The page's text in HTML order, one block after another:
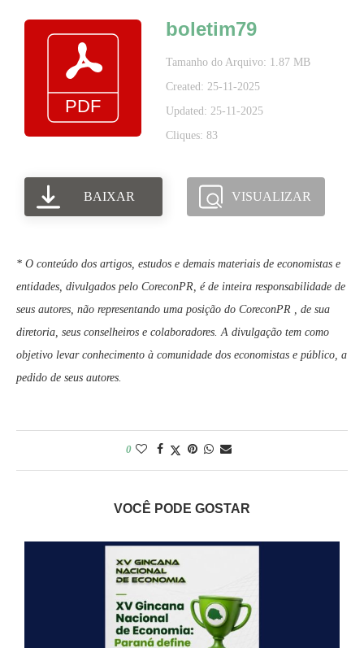
boletim79
Tamanho do Arquivo: 1.87 MB
Created: 25-11-2025
Updated: 25-11-2025
Cliques: 83
BAIXAR VISUALIZAR
* O conteúdo dos artigos, estudos e demais materiais de economistas e
entidades, divulgados pelo CoreconPR, é de inteira responsabilidade de
seus autores, não representando uma posição do CoreconPR , de sua
diretoria, seus conselheiros e colaboradores. A divulgação tem como
objetivo levar conhecimento à comunidade dos economistas e público, a
pedido de seus autores.
0
VOCÊ PODE GOSTAR